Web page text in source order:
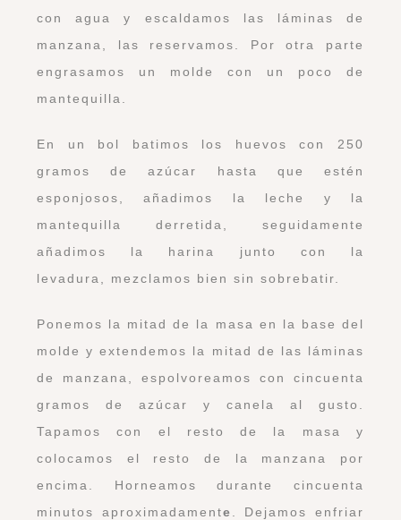
con agua y escaldamos las láminas de
manzana, las reservamos. Por otra parte
engrasamos un molde con un poco de
mantequilla.
En un bol batimos los huevos
con 250
gramos de azúcar hasta que estén
esponjosos, añadimos la leche y la
mantequilla derretida, seguidamente
añadimos la harina junto con la
levadura,
mezclamos bien sin sobrebatir.
Ponemos la mitad de la masa en la base del
molde y extendemos la mitad de las láminas
de manzana, espolvoreamos con cincuenta
gramos de azúcar y canela al gusto.
Tapamos con el resto de la masa y
colocamos el resto de la manzana por
encima. Horneamos durante cincuenta
minutos aproximadamente . Dejamos enfriar